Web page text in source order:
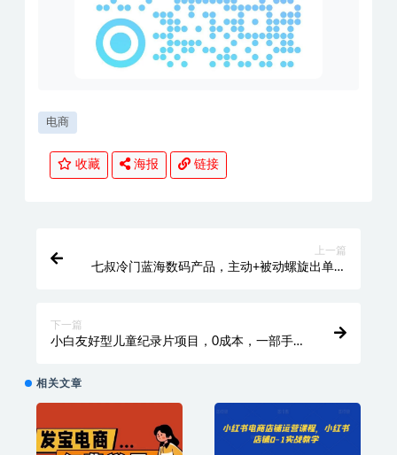
电商
收藏 海报 链接
上一篇
七叔冷门蓝海数码产品，主动+被动螺旋出单玩
下一篇
小白友好型儿童纪录片项目，0成本，一部手机
相关文章